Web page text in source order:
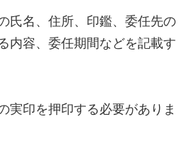
氏名、住所、印鑑、委任先の
内容、委任期間などを記載す
実印を押印する必要がありま